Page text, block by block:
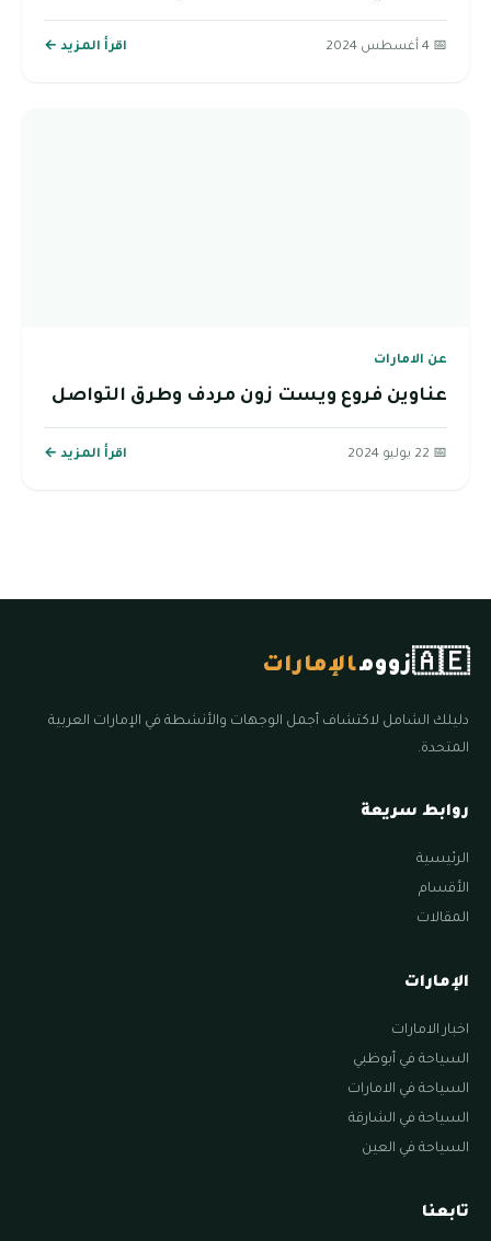
📅 4 أغسطس 2024 اقرأ المزيد ←
عن الامارات
عناوين فروع ويست زون مردف وطرق التواصل
📅 22 يوليو 2024 اقرأ المزيد ←
🇦🇪زوومالإمارات
دليلك الشامل لاكتشاف أجمل الوجهات والأنشطة في الإمارات العربية
المتحدة.
روابط سريعة
الرئيسية
الأقسام
المقالات
الإمارات
اخبار الامارات
السياحة في أبوظبي
السياحة في الامارات
السياحة في الشارقة
السياحة في العين
تابعنا